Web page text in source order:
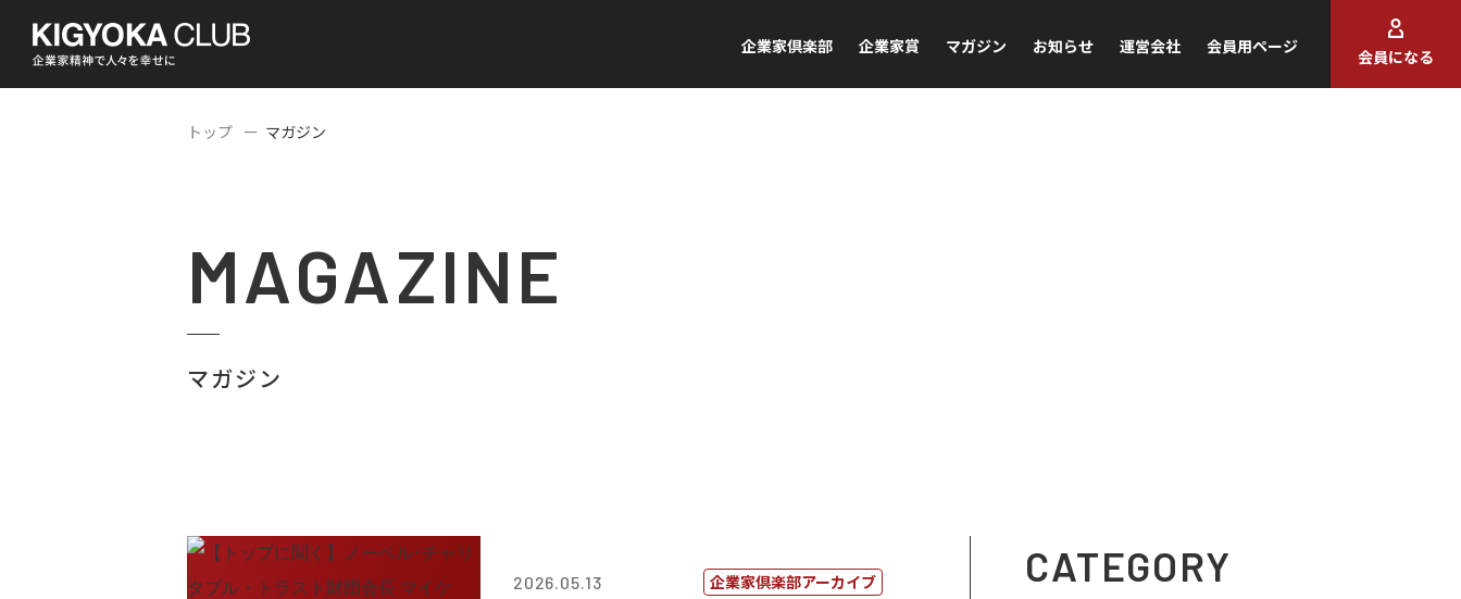
企業家倶楽部 企業家賞 マガジン お知らせ 運営会社 会員用ページ
会員になる
トップ マガジン
MAGAZINE
マガジン
2026.05.13 企業家倶楽部アーカイブ CATEGORY